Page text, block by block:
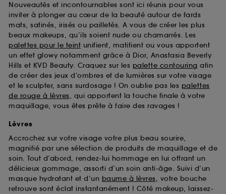
Nouveautés et incontournables sont ici réunis pour vous
inviter à plonger au cœur de la beauté autour de fards
mats, satinés, irisés ou pailletés. A vous de créer les plus
beaux makeups, qu’ils soient nude ou chamarrés. Les
palettes pour le teint unifient, matifient ou vous apportent
un effet glowy notamment grâce à Dior, Anastasia Beverly
Hills et KVD Beauty. Craquez sur les palette contouring afin
de créer des jeux d’ombres et de lumières sur votre visage
et le sculpter, sans surdosage ! On oublie pas les palettes
de rouge à lèvres, qui apportent la touche finale à votre
maquillage, vous êtes prête à faire des ravages !
Lèvres
Accrochez sur votre visage votre plus beau sourire,
magnifié par une sélection de produits de maquillage et de
soin. Tout d’abord, rendez-lui hommage en lui offrant un
délicieux gommage, assorti d’un soin anti-âge. Suivi d’un
masque hydratant et d’un baume à lèvres, votre bouche
retrouve sont éclat instantanément ! Côté makeup, laissez-